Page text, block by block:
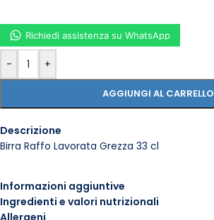
- +
AGGIUNGI AL CARRELLO
Richiedi assistenza su WhatsApp
Descrizione
Birra Raffo Lavorata Grezza 33 cl
Informazioni aggiuntive
Ingredienti e valori nutrizionali
Allergeni